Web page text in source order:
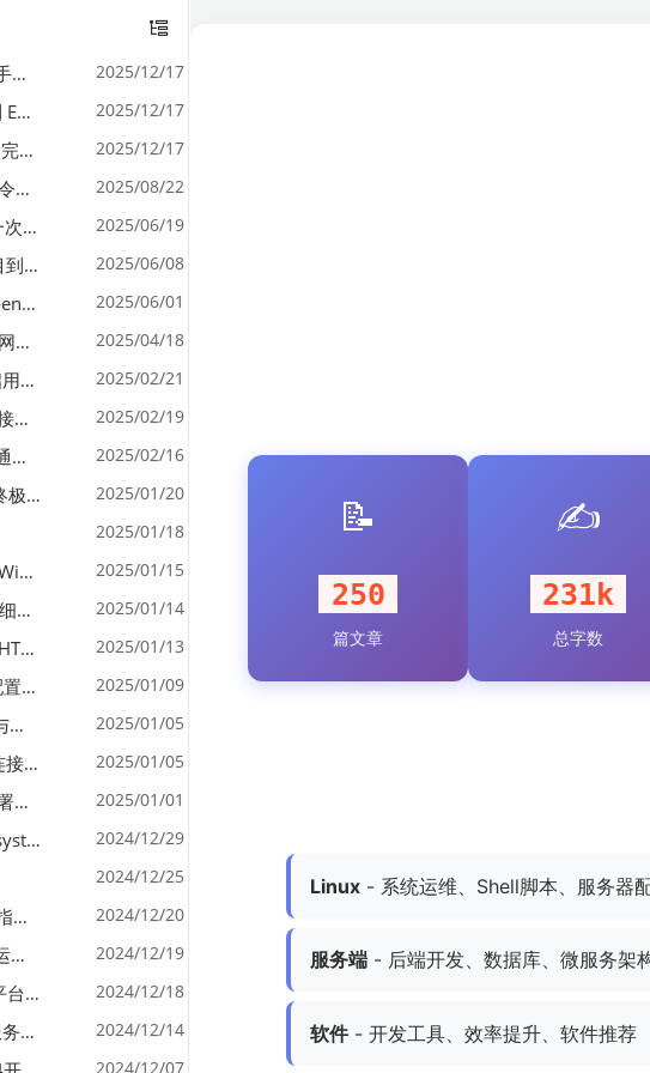
KORG PA600中文化完整技术手册 - 从逆向到实现的全流程指南 2025/12/17
Xget 无侵入不走actions部署到 EdgeOne Pages 指南 2025/12/17
Xget 部署到 Cloudflare Pages 完整指南 - 无需修改源码的构建配置 2025/12/17
Gemini CLI 配置指南与常用命令中文翻译 | API Key、MCP、代理设置 2025/08/22
小红书“后门”事件深度复盘：一次沉默危机下的品牌、技术与流程三重考验 2025/06/19
前端代码安全加固：从Vite项目到纯静态页面的深度混淆技术备忘 2025/06/08
解决 Pip externally-managed-environment 错误：临时与永久绕过方案 2025/06/01
解决腾讯云Debian镜像恢复后网络不通问题 2025/04/18
如何编译和配置Linux内核以启用BBR2 | 内核编译教程 2025/02/21
Linux Shellcode实战：反向连接、持久化、免杀技术详解（MSF,Cobalt Strike）- 从原理到C加载器实现 2025/02/19
Nmap 参数大全：从入门到精通，掌握网络扫描的核心技巧 2025/02/16
掌握 Tmux：终端复用工具的终极指南 2025/01/20
2025/01/18
如何调整无线网卡功率并优化 Wifite 的功率设置 2025/01/15
Python开发Coze插件教程 - 详细步骤与注意事项 2025/01/14
如何使用 JavaScript 动态修改 HTML 中的权限文本 | 前端开发教程 2025/01/13
Cloudflare D1 本地开发环境配置指南 | CF Pages Local Development Guide 2025/01/09
Google Cloud Shell 保活技巧与配额时间查看方法 2025/01/05
解决 VS Code Remote - SSH 连接失败问题：从权限问题到成功启动 2025/01/05
如何解决 Cloudflare Pages 部署中的 API Token 权限问题 2025/01/01
在 Docker 容器中安装和使用 systemctl 的完整指南 2024/12/29
2024/12/25
小狼毫rime输入法安装与配置指南：从基础到高级自定义 2024/12/20
虚拟主机serv00-apache 设置运行目录 2024/12/19
【bolt】本地部署的全栈开发平台，支持本地及众多API，本地一键生成应用，部署教程 2024/12/18
Auto.js Pro 9.3.11 伪验证之服务器接口 Nginx 版 2024/12/14
2024/12/07
<
>
📝
250
篇文章
✍️
231k
总字数
Linux - 系统运维、Shell脚本、服务器
服务端 - 后端开发、数据库、微服务架
软件- 开发工具、效率提升、软件推荐